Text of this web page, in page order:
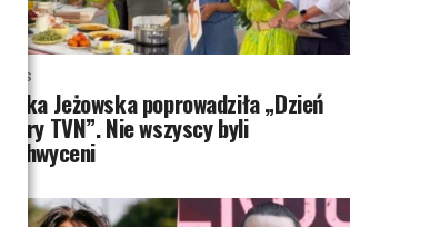
NEWS
Majka Jeżowska poprowadziła „Dzień
dobry TVN”. Nie wszyscy byli
zachwyceni